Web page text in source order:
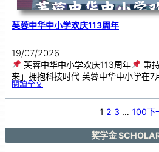
芙蓉中华中小学欢庆113周年
19/07/2026
芙蓉中华中小学欢庆113周年
秉
来」拥抱科技时代 芙蓉中华中小学在7
閱讀全文:芙
中
华
1
1
年
1 2 3 … 100下
奖学金